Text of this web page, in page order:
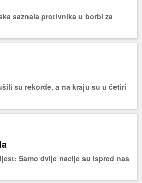
saznala protivnika u borbi za
su rekorde, a na kraju su u četiri
Samo dvije nacije su ispred nas